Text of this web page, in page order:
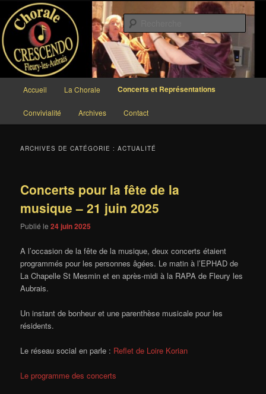
au
contenu
principal
au
contenu
secondaireChorale CRESCENDO
principal
Accueil La Chorale Concerts et Représentations
Convivialité Archives Contact
ARCHIVES DE CATÉGORIE :ACTUALITÉ
Concerts pour la fête de la
musique – 21 juin 2025
Publié le24 juin 2025
A l’occasion de la fête de la musique, deux concerts étaient
programmés pour les personnes âgées. Le matin à l’EPHAD de
La Chapelle St Mesmin et en après-midi à la RAPA de Fleury les
Aubrais.
Un instant de bonheur et une parenthèse musicale pour les
résidents.
Le réseau social en parle : Reflet de Loire Korian
Le programme des concerts